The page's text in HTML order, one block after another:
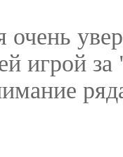
очень
игрой